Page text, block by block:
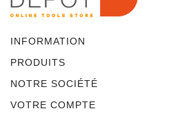
INFORMATION
PRODUITS
NOTRE SOCIÉTÉ
VOTRE COMPTE